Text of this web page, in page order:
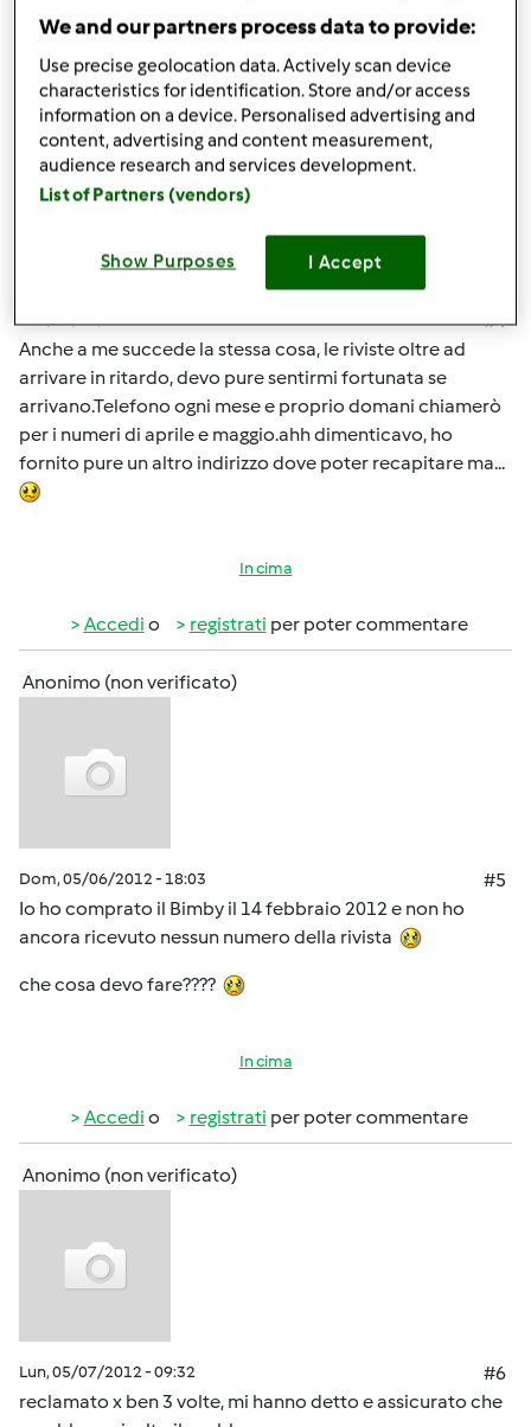
Accedio registratiper poter commentare
Anonimo (non verificato)
Mer, 05/02/2012 - 18:48
#4
Anche a me succede la stessa cosa, le riviste oltre ad
arrivare in ritardo, devo pure sentirmi fortunata se
arrivano.Telefono ogni mese e proprio domani chiamerò
per i numeri di aprile e maggio.ahh dimenticavo, ho
fornito pure un altro indirizzo dove poter recapitare ma...
In cima
Accedi o registrati per poter commentare
Anonimo (non verificato)
Dom, 05/06/2012 - 18:03
#5
Io ho comprato il Bimby il 14 febbraio 2012 e non ho
ancora ricevuto nessun numero della rivista
che cosa devo fare????
In cima
Accedi o registrati per poter commentare
Anonimo (non verificato)
Lun, 05/07/2012 - 09:32
#6
reclamato x ben 3 volte, mi hanno detto e assicurato che
We and our partners process data to provide:
Use precise geolocation data. Actively scan device
characteristics for identification. Store and/or access
information on a device. Personalised advertising and
content, advertising and content measurement,
audience research and services development.
List of Partners (vendors)
Show Purposes I Accept